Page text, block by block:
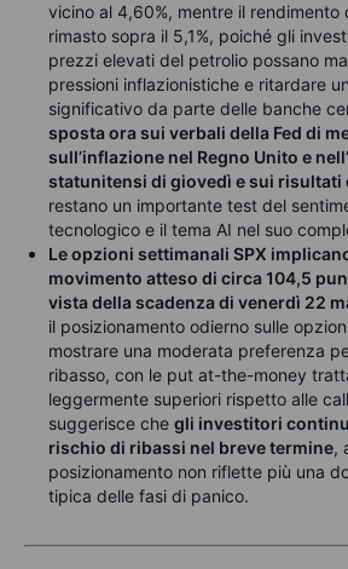
vicino al 4,60%, mentre il rendimento
rimasto sopra il 5,1%, poiché gli
prezzi elevati del petrolio possano
pressioni inflazionistiche e ritardare
significativo da parte delle banche
sposta ora sui verbali della Fed di
sull’inflazione nel Regno Unito e
statunitensi di giovedì e sui risultati
restano un importante test del
tecnologico e il tema AI nel suo
Le opzioni settimanali SPX
movimento atteso di circa 104,5
vista della scadenza di venerdì 22
il posizionamento odierno sulle
mostrare una moderata preferenza
ribasso, con le put at-the-money
leggermente superiori rispetto alle
suggerisce che gli investitori
rischio di ribassi nel breve termine,
posizionamento non riflette più una
tipica delle fasi di panico.